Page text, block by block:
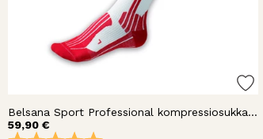
Belsana Sport Professional kompressiosukka polvi
59,90 €